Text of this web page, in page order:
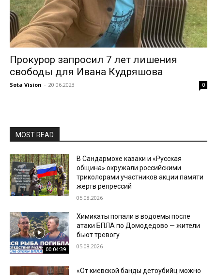
Прокурор запросил 7 лет лишения
свободы для Ивана Кудряшова
Sota Vision - 20.06.2023 0
MOST READ
В Сандармохе казаки и «Русская
община» окружали российскими
триколорами участников акции памяти
жертв репрессий
05.08.2026
00:04:39
Химикаты попали в водоемы после
атаки БПЛА по Домодедово — жители
бьют тревогу
05.08.2026
«От киевской банды детоубийц можно